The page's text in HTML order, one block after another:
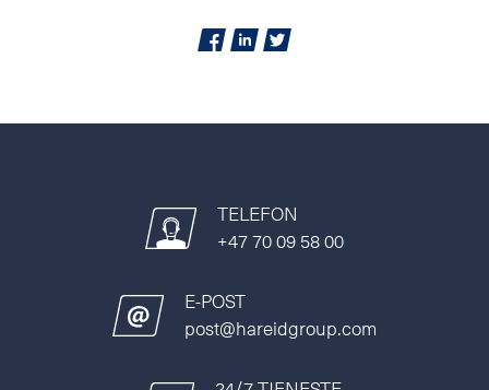
TELEFON
+47 70 09 58 00
E-POST
post@hareidgroup.com